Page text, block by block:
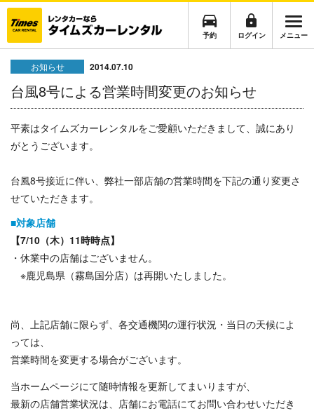
予約 ログイン メニュー
お知らせ 2014.07.10
台風8号による営業時間変更のお知らせ
平素はタイムズカーレンタルをご愛顧いただきまして、誠にあり
がとうございます。
台風8号接近に伴い、弊社一部店舗の営業時間を下記の通り変更さ
せていただきます。
■対象店舗
【7/10（木）11時時点】
・休業中の店舗はございません。
※鹿児島県（霧島国分店）は再開いたしました。
尚、上記店舗に限らず、各交通機関の運行状況・当日の天候によ
っては、
営業時間を変更する場合がございます。
当ホームページにて随時情報を更新してまいりますが、
最新の店舗営業状況は、店舗にお電話にてお問い合わせいただき